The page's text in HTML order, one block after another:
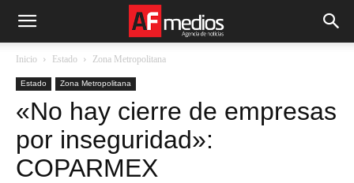
Inicio Estado Zona Metropolitana
Estado Zona Metropolitana
«No hay cierre de empresas
por inseguridad»:
COPARMEX